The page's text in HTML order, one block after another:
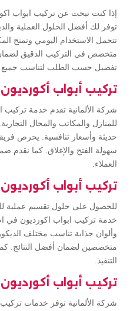
إذا كنت تبحث عن تركيب ابواب
توفر لك أفضل الحلول العملية
تتحمل الاستخدام اليومي وتمنح
متخصص في التركيب الدقيق لضمان
تفصيل حسب الطلب لتناسب جميع
تركيب أبواب
شركة الألمانية تقدم خدمة
للمنازل والمكاتب والمحال
حديثة وأسعار تنافسية. يحرص
سهولة الفتح والإغلاق. كما نقدم
العملاء.
تركيب أبواب
للحصول على حلول تقسيم عملية
خدمة تركيب ابواب اكورديون في
وألوان جذابة تناسب مختلف
متخصصين لضمان أفضل النتائج.
التنفيذ.
تركيب أبواب
شركة الألمانية توفر خدمات